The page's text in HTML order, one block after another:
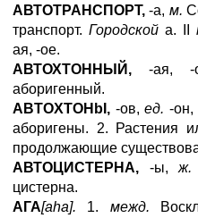
АВТОТРАНСПОРТ, -а, м.
транспорт. Городской а. II
ая, -ое.
АВТОХТОННЫЙ, -ая, -
аборигенный.
ABTOXTOHbI , -ов,ед. -
аборигены. 2. Растения
продолжающие
АВТОЦИСТЕРНА, -ы, ж.
цистерна.
АГА[aha]. 1. межд.